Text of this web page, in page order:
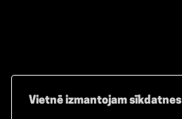
Vietnē izmantojam sīkdatnes